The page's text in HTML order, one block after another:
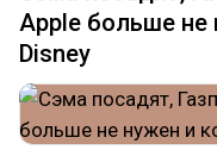
Apple больше не
Disney